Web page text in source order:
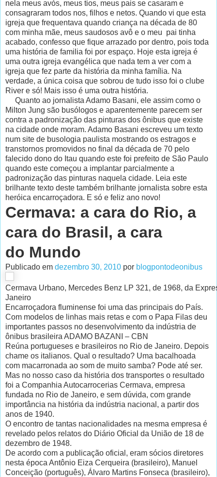
nela meus avós, meus tios, meus pais se casaram e
consagraram todos nos, filhos e netos. Quando vi que esta
igreja que frequentava quando criança na década de 80
com minha mãe, meus saudosos avô e o meu pai tinha
acabado, confesso que fique arrazado por dentro, pois toda
uma história de familia foi por espaço. Hoje esta igreja é
uma outra igreja evangélica que nada tem a ver com a
igreja que fez parte da história da minha família. Na
verdade, a única coisa que sobrou de tudo isso foi o clube
River e só! Mais isso é uma outra história.
Quanto ao jornalista Adamo Basani, ele assim como o
Milton Jung são busólogos e aparentemente parecem ser
contra a padronização das pinturas dos ônibus que existe
na cidade onde moram. Adamo Basani escreveu um texto
num site de busologia paulista mostrando os estragos e
transtornos promovidos no final da década de 70 pelo
falecido dono do Itau quando este foi prefeito de São Paulo
quando este começou a implantar parcialmente a
padronização das pinturas naquela cidade. Leia este
brilhante texto deste também brilhante jornalista sobre esta
heróica encarroçadora. E só e feliz ano novo!
Cermava: a cara do Rio, a
cara do Brasil, a cara
do Mundo
Publicado em dezembro 30, 2010 por blogpontodeonibus
Cermava Urbano, Mercedes Benz LP 321, de 1968, da
Janeiro
Encarroçadora fluminense foi uma das principais do País.
Com modelos de linhas mais retas e com o Papa Filas deu
importantes passos no desenvolvimento da indústria de
ônibus brasileira ADAMO BAZANI – CBN
Reúna portugueses e brasileiros no Rio de Janeiro. Depois
chame os italianos. Qual o resultado? Uma bacalhoada
com macarronada ao som de muito samba? Pode até ser.
Mas no nosso caso da história dos transportes o resultado
foi a Companhia Autocarrocerias Cermava, empresa
fundada no Rio de Janeiro, e sem dúvida, com grande
importância na história da indústria nacional, a partir dos
anos de 1940.
O encontro de tantas nacionalidades na mesma empresa é
revelado pelos relatos do Diário Oficial da União de 18 de
dezembro de 1948.
De acordo com a publicação oficial, eram sócios diretores
nesta época Antônio Eiza Cerqueira (brasileiro), Manuel
Conceição (português), Álvaro Martins Fonseca (brasileiro),